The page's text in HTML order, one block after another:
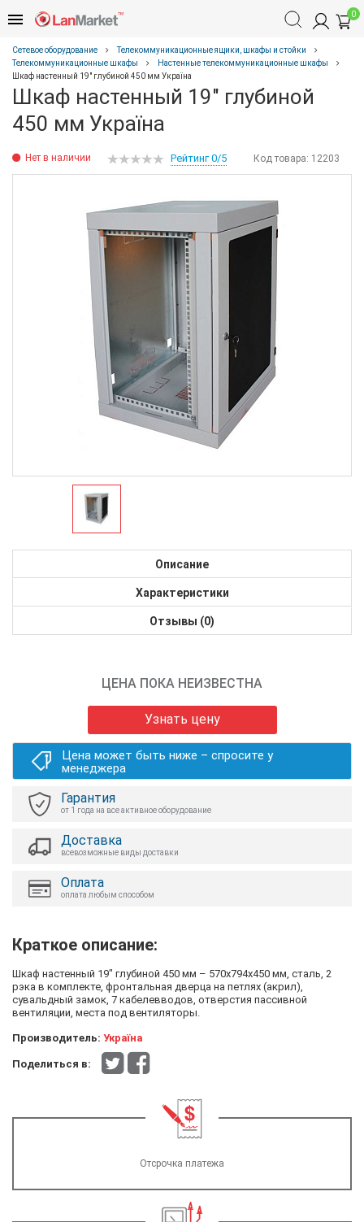
0
Сетевое оборудование
Телекоммуникационные ящики, шкафы и стойки
Телекоммуникационные шкафы
Настенные телекоммуникационные шкафы
Шкаф настенный 19" глубиной 450 мм Україна
Шкаф настенный 19" глубиной
450 мм Україна
Нет в наличии Код товара: 12203
Рейтинг 0/5
Описание
Характеристики
Отзывы (0)
ЦЕНА ПОКА НЕИЗВЕСТНА
Узнать цену
Цена может быть ниже – спросите у
менеджера
Гарантия
от 1 года на все активное оборудование
Доставка
всевозможные виды доставки
Оплата
оплата любым способом
Краткое описание:
Шкаф настенный 19" глубиной 450 мм – 570x794x450 мм, сталь, 2
рэка в комплекте, фронтальная дверца на петлях (акрил),
сувальдный замок, 7 кабелевводов, отверстия пассивной
вентиляции, места под вентиляторы.
Производитель: Україна
Поделиться в:
Отсрочка платежа